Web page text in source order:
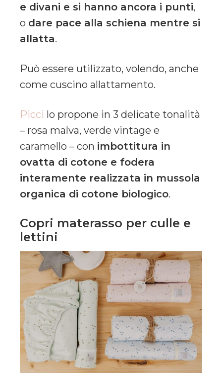
e divani e si hanno ancora i punti,
o dare pace alla schiena mentre si
allatta.
Può essere utilizzato, volendo, anche
come cuscino allattamento.
Picci lo propone in 3 delicate tonalità
– rosa malva, verde vintage e
caramello – con imbottitura in
ovatta di cotone e fodera
interamente realizzata in mussola
organica di cotone biologico.
Copri materasso per culle e
lettini